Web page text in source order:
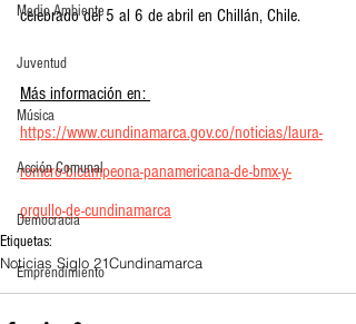
Medio Ambiente
Juventud
Música
Acción Comunal
Democracia
Emprendimiento
celebrado del 5 al 6 de abril en Chillán, Chile.
Más información en:
https://www.cundinamarca.gov.co/noticias/laura-
romero-bicampeona-panamericana-de-bmx-y-
orgullo-de-cundinamarca
Etiquetas:
Noticias Siglo 21Cundinamarca